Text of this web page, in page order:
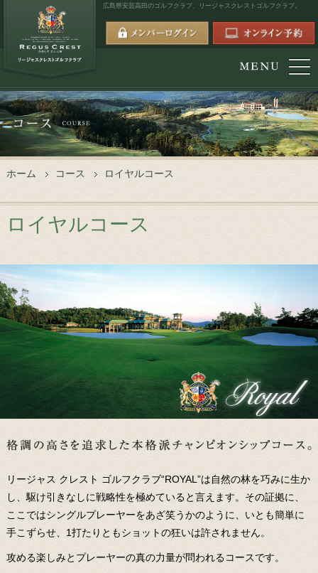
広島県安芸高田のゴルフクラブ、 リージャスクレストゴルフクラブ。
ホーム コース ロイヤルコース
ロイヤルコース
リージャス クレスト ゴルフクラブ“ROYAL”は自然の林を巧みに生か
し、駆け引きなしに戦略性を極めていると言えます。その証拠に、
ここではシングルプレーヤーをあざ笑うかのように、いとも簡単に
手こずらせ、1打たりともショットの狂いは許されません。
攻める楽しみとプレーヤーの真の力量が問われるコースです。